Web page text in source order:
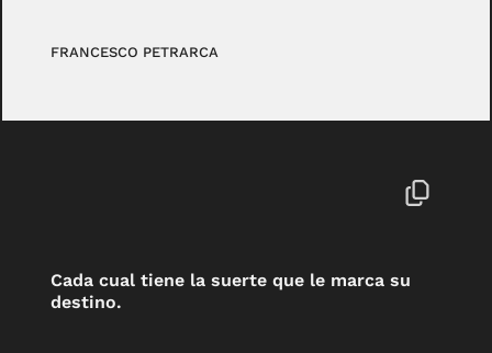
FRANCESCO PETRARCA
Cada cual tiene la suerte que le marca su
destino.